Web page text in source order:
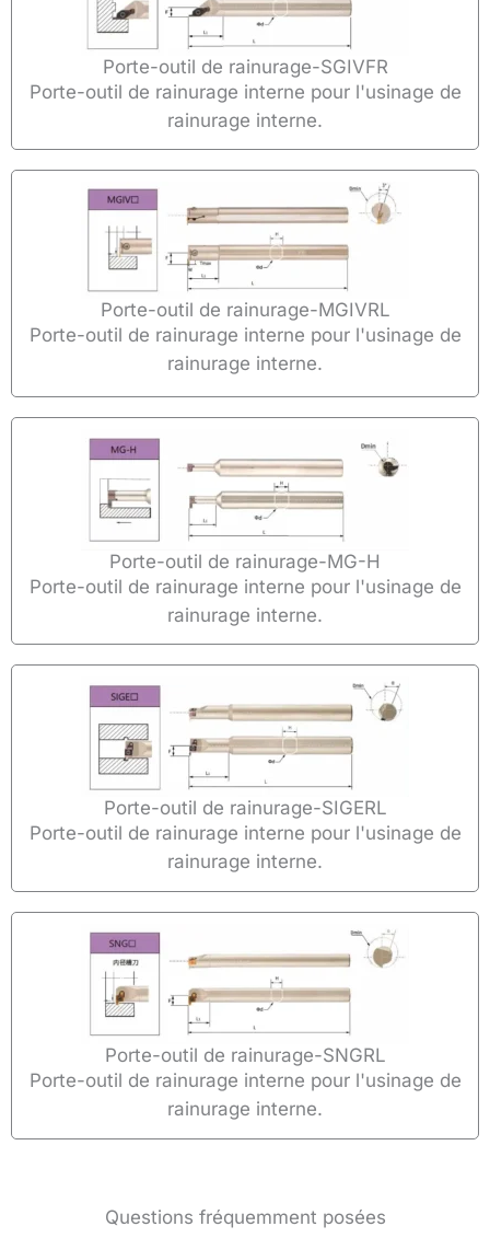
Porte-outil de rainurage-SGIVFR
Porte-outil de rainurage interne pour l'usinage de
rainurage interne.
Porte-outil de rainurage-MGIVRL
Porte-outil de rainurage interne pour l'usinage de
rainurage interne.
Porte-outil de rainurage-MG-H
Porte-outil de rainurage interne pour l'usinage de
rainurage interne.
Porte-outil de rainurage-SIGERL
Porte-outil de rainurage interne pour l'usinage de
rainurage interne.
Porte-outil de rainurage-SNGRL
Porte-outil de rainurage interne pour l'usinage de
rainurage interne.
Questions fréquemment posées